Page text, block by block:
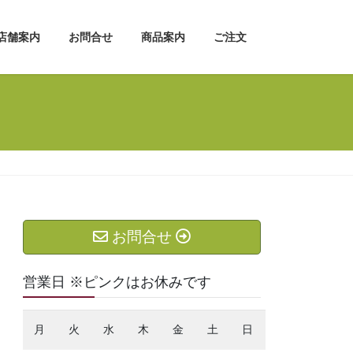
舗案内 お問合せ 商品案内 ご注文
お問合せ
営業日 ※ピンクはお休みです
月 火 水 木 金 土 日